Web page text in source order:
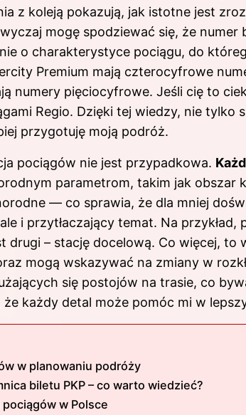
z koleją pokazują, jak istotne jest
mogę spodziewać się, że numer
o charakterystyce pociągu, do
Premium mają czterocyfrowe
numery pięciocyfrowe. Jeśli cię to
Regio. Dzięki tej wiedzy, nie tylko
przygotuję moją podróż.
pociągów nie jest przypadkowa.
parametrom, takim jak obszar
— co sprawia, że dla mniej
i przytłaczający temat. Na przykład,
– stację docelową. Co więcej, to
mogą wskazywać na zmiany w
się postojów na trasie, co
każdy detal może pomóc mi w
w planowaniu podróży
biletu PKP – co warto wiedzieć?
w Polsce